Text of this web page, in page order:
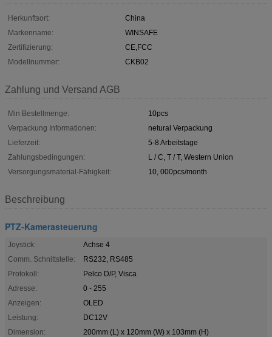
Herkunftsort:
China
Markenname:
WINSAFE
Zertifizierung:
CE,FCC
Modellnummer:
CKB02
Zahlung und Versand AGB
Min Bestellmenge:
10pcs
Verpackung Informationen:
netural Verpackung
Lieferzeit:
5-8 Arbeitstage
Zahlungsbedingungen:
L / C, T / T, Western Union
Versorgungsmaterial-Fähigkeit:
10, 000pcs/month
Beschreibung
PTZ-Kamerasteuerung
Joystick:
Achse 4
Comm. Schnittstelle:
RS232, RS485
Protokoll:
Pelco D/P, Visca
Adresse:
0 - 255
Anzeigen:
OLED
Leistung:
DC12V
Dimension:
200mm (L) x 120mm (W) x 103mm (H)